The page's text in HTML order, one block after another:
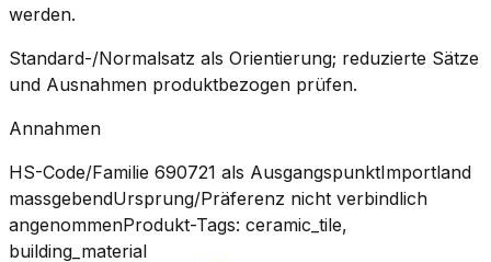
werden.
Standard-/Normalsatz als Orientierung; reduzierte Sätze
und Ausnahmen produktbezogen prüfen.
Annahmen
HS-Code/Familie 690721 als AusgangspunktImportland
massgebendUrsprung/Präferenz nicht verbindlich
angenommenProdukt-Tags: ceramic_tile,
building_material